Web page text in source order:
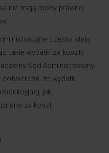
nie mają mocy prawnej
często stają
takie wydatki za koszty
Sąd Administracyjny
że wydatki
jak
za koszt